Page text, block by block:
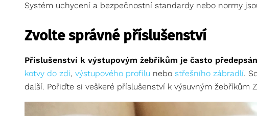
Systém uchycení a bezpečnostní standardy nebo normy
Zvolte správné příslušenství
Příslušenství k výstupovým žebříkům je často
kotvy do zdi, výstupového profilu nebo střešního zábradlí.
další. Pořiďte si veškeré příslušenství k výsuvným žebříkům